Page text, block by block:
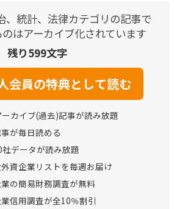
、統計、法律カテゴリの記事で
はアーカイブ化されています
残り599文字
カイブ(過去)記事が読み放題
が毎日読める
データが読み放題
資企業リストを毎週お届け
の簡易財務調査が無料
信用調査が全10％割引